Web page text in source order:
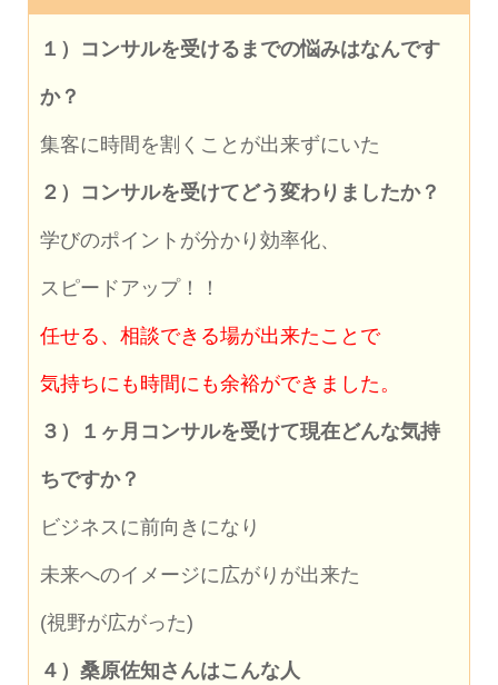
１）コンサルを受けるまでの悩みはなんです
か？
集客に時間を割くことが出来ずにいた
２）コンサルを受けてどう変わりましたか？
学びのポイントが分かり効率化、
スピードアップ！！
任せる、相談できる場が出来たことで
気持ちにも時間にも余裕ができました。
３）１ヶ月コンサルを受けて現在どんな気持
ちですか？
ビジネスに前向きになり
未来へのイメージに広がりが出来た
(視野が広がった)
４）桑原佐知さんはこんな人